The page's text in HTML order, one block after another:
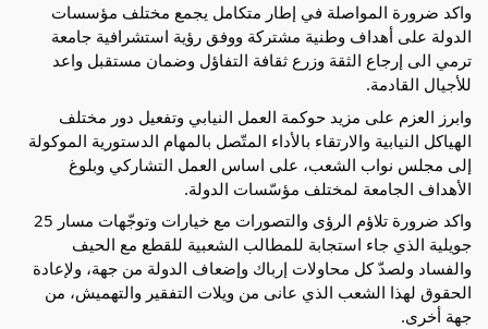
واكد ضرورة المواصلة في إطار متكامل يجمع مختلف مؤسسات
الدولة على أهداف وطنية مشتركة ووفق رؤية استشرافية جامعة
ترمي الى إرجاع الثقة وزرع ثقافة التفاؤل وضمان مستقبل واعد
للأجيال القادمة.
وابرز العزم على مزيد حوكمة العمل النيابي وتفعيل دور مختلف
الهياكل النيابية والارتقاء بالأداء المتّصل بالمهام الدستورية الموكولة
إلى مجلس نواب الشعب، على اساس العمل التشاركي وبلوغ
الأهداف الجامعة لمختلف مؤسّسات الدولة.
واكد ضرورة تلاؤم الرؤى والتصورات مع خيارات وتوجّهات مسار 25
جويلية الذي جاء استجابة للمطالب الشعبية للقطع مع الحيف
والفساد ولصدّ كل محاولات إرباك وإضعاف الدولة من جهة، ولإعادة
الحقوق لهذا الشعب الذي عانى من ويلات التفقير والتهميش، من
جهة أخرى.